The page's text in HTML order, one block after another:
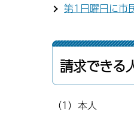
第1日曜日に市
請求できる
（1）本人